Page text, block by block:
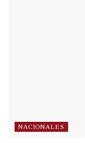
NACIONALES